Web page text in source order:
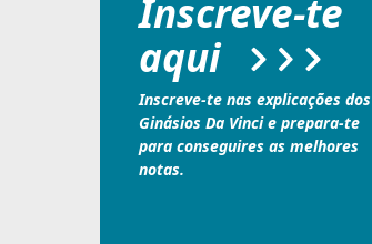
Inscreve-te
aqui
Inscreve-te nas explicações dos
Ginásios Da Vinci e prepara-te
para conseguires as melhores
notas.